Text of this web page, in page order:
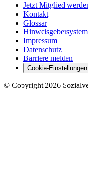
Jetzt Mitglied
Kontakt
Glossar
Hinweisgebersystem
Impressum
Datenschutz
Barriere melden
Cookie-Einstellungen
© Copyright 2026